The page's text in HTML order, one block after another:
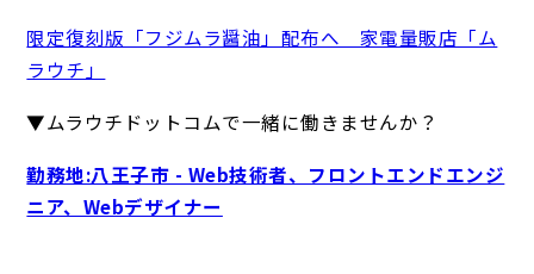
限定復刻版「フジムラ醤油」配布へ 家電量販店「ム
ラウチ」
▼ムラウチドットコムで一緒に働きませんか？
勤務地:八王子市 - Web技術者、フロントエンドエンジ
ニア、Webデザイナー